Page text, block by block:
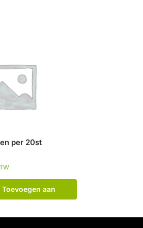
per 20st
Toevoegen aan